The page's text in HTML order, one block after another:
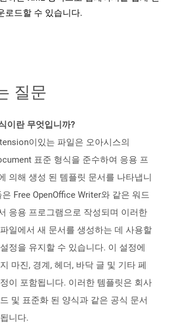
로드할 수 있습니다.
질문
이란 무엇입니까?
이있는 파일은 오아시스의
표준 형식을 준수하여 응용 프
의해 생성 된 템플릿 문서를 나타냅니
은 Free OpenOffice Writer와 같은 워드
응용 프로그램으로 작성되며 이러한
일에서 새 문서를 생성하는 데 사용할
정을 유지할 수 있습니다. 이 설정에
마진, 경계, 헤더, 바닥 글 및 기타 페
이 포함됩니다. 이러한 템플릿은 회사
및 표준화 된 양식과 같은 공식 문서
니다.